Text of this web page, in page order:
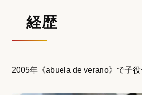
経歴
2005年《abuela de verano》で子役